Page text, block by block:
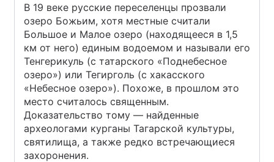
В 19 веке русские переселенцы прозвали
озеро Божьим, хотя местные считали
Большое и Малое озеро (находящееся в 1,5
км от него) единым водоемом и называли его
Тенгерикуль (с татарского «Поднебесное
озеро») или Тегирголь (с хакасского
«Небесное озеро»). Похоже, в прошлом это
место считалось священным.
Доказательство тому — найденные
археологами курганы Тагарской культуры,
святилища, а также редко встречающиеся
захоронения.